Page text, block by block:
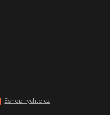
Eshop-rychle.cz